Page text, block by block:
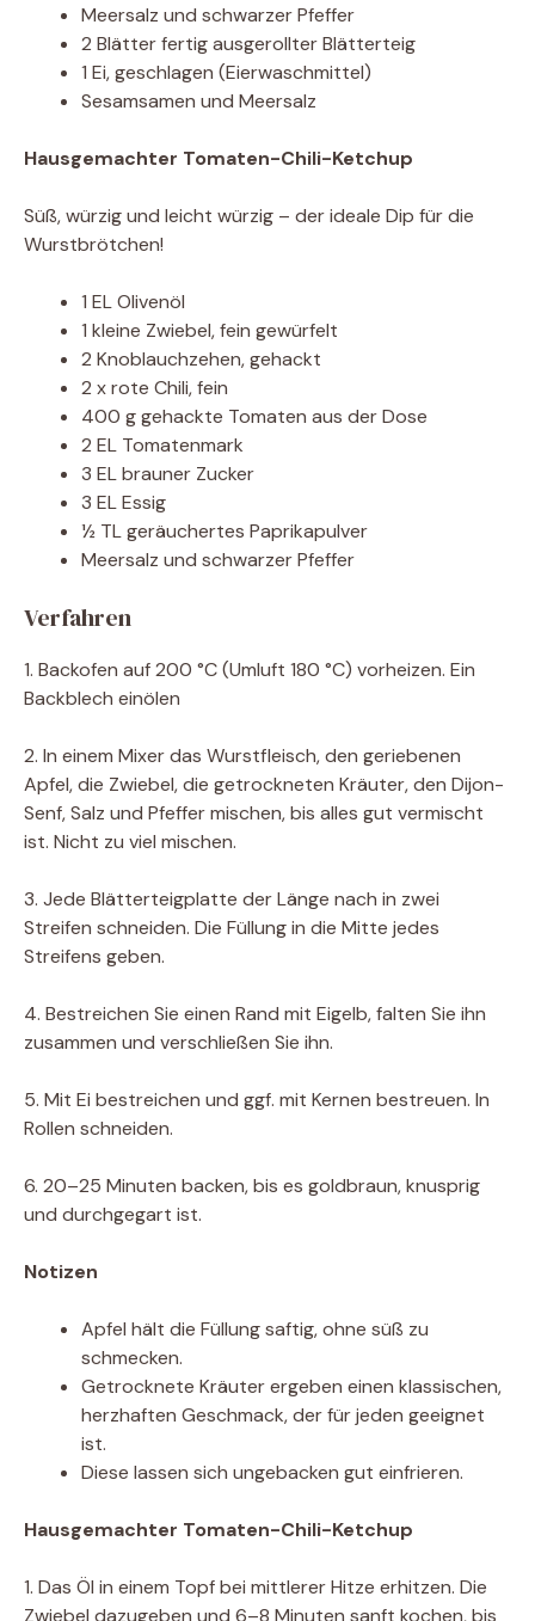
Meersalz und schwarzer Pfeffer
2 Blätter fertig ausgerollter Blätterteig
1 Ei, geschlagen (Eierwaschmittel)
Sesamsamen und Meersalz
Hausgemachter Tomaten-Chili-Ketchup
Süß, würzig und leicht würzig – der ideale Dip für die
Wurstbrötchen!
1 EL Olivenöl
1 kleine Zwiebel, fein gewürfelt
2 Knoblauchzehen, gehackt
2 x rote Chili, fein
400 g gehackte Tomaten aus der Dose
2 EL Tomatenmark
3 EL brauner Zucker
3 EL Essig
½ TL geräuchertes Paprikapulver
Meersalz und schwarzer Pfeffer
Verfahren
1. Backofen auf 200 °C (Umluft 180 °C) vorheizen. Ein
Backblech einölen
2. In einem Mixer das Wurstfleisch, den geriebenen
Apfel, die Zwiebel, die getrockneten Kräuter, den Dijon-
Senf, Salz und Pfeffer mischen, bis alles gut vermischt
ist. Nicht zu viel mischen.
3. Jede Blätterteigplatte der Länge nach in zwei
Streifen schneiden. Die Füllung in die Mitte jedes
Streifens geben.
4. Bestreichen Sie einen Rand mit Eigelb, falten Sie ihn
zusammen und verschließen Sie ihn.
5. Mit Ei bestreichen und ggf. mit Kernen bestreuen. In
Rollen schneiden.
6. 20–25 Minuten backen, bis es goldbraun, knusprig
und durchgegart ist.
Notizen
Apfel hält die Füllung saftig, ohne süß zu
schmecken.
Getrocknete Kräuter ergeben einen klassischen,
herzhaften Geschmack, der für jeden geeignet
ist.
Diese lassen sich ungebacken gut einfrieren.
Hausgemachter Tomaten-Chili-Ketchup
1. Das Öl in einem Topf bei mittlerer Hitze erhitzen. Die
Zwiebel dazugeben und 6–8 Minuten sanft kochen, bis